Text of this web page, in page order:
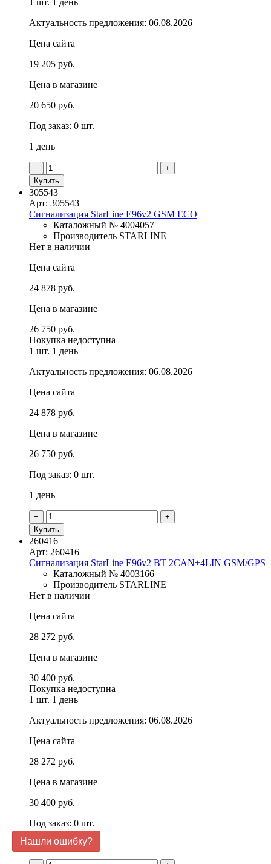
Актуальность предложения: 06.08.2026
Цена сайта
19 205 руб.
Цена в магазине
20 650 руб.
Под заказ: 0 шт.
1 день
−
+
Купить
305543
Арт: 305543
Сигнализация StarLine E96v2 GSM ECO
Каталожный № 4004057
Производитель STARLINE
Нет в наличии
Цена сайта
24 878 руб.
Цена в магазине
26 750 руб.
Покупка недоступна
1 шт. 1 день
Актуальность предложения: 06.08.2026
Цена сайта
24 878 руб.
Цена в магазине
26 750 руб.
Под заказ: 0 шт.
1 день
−
+
Купить
260416
Арт: 260416
Сигнализация StarLine E96v2 BT 2CAN+4LIN GSM/GPS
Каталожный № 4003166
Производитель STARLINE
Нет в наличии
Цена сайта
28 272 руб.
Цена в магазине
30 400 руб.
Покупка недоступна
1 шт. 1 день
Актуальность предложения: 06.08.2026
Цена сайта
28 272 руб.
Цена в магазине
30 400 руб.
Под заказ: 0 шт.
1 день
Нашли ошибку?